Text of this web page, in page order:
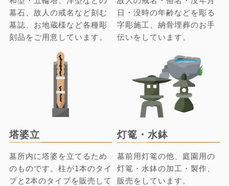
墓石、故人の戒名など刻む
墓誌、お地蔵様など各種彫
刻品をご用意しています。
日・没時の年齢などを彫る
字彫施工、納骨埋葬のお手
伝いをしています。
塔婆立
墓所内に塔婆を立てるため
のものです。柱が1本のタイ
プと2本のタイプを販売して
灯篭・水鉢
墓前用灯篭の他、庭園用の
灯篭・水鉢の加工・製作、
販売をしています。